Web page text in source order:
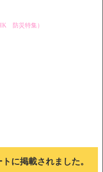
防災特集）
に掲載されました。